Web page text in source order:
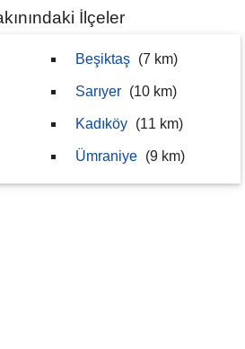
İlçeler
Beşiktaş (7 km)
Sarıyer (10 km)
Kadıköy (11 km)
Ümraniye (9 km)